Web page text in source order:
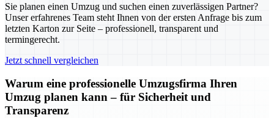
Sie planen einen Umzug und suchen einen zuverlässigen Partner?
Unser erfahrenes Team steht Ihnen von der ersten Anfrage bis zum
letzten Karton zur Seite – professionell, transparent und
termingerecht.
Jetzt schnell vergleichen
Warum eine professionelle Umzugsfirma Ihren
Umzug planen kann – für Sicherheit und
Transparenz